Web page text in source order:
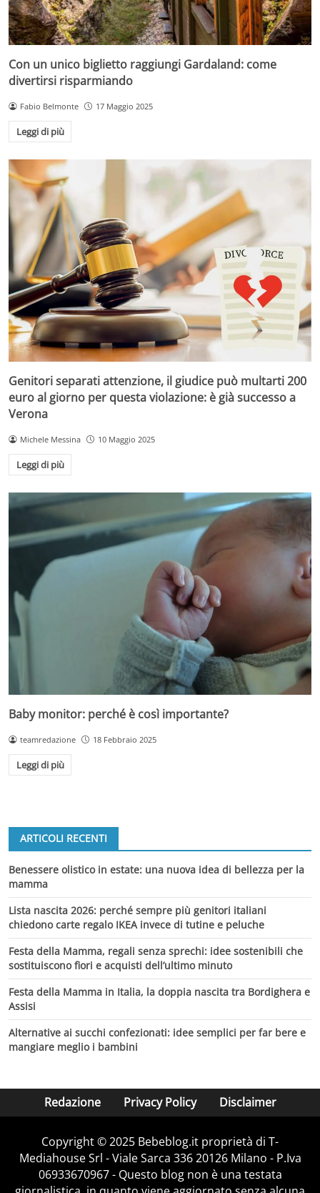
Con un unico biglietto raggiungi Gardaland: come
divertirsi risparmiando
Fabio Belmonte 17 Maggio 2025
Leggi di più
Genitori separati attenzione, il giudice può multarti 200
euro al giorno per questa violazione: è già successo a
Verona
Michele Messina 10 Maggio 2025
Leggi di più
Baby monitor: perché è così importante?
teamredazione 18 Febbraio 2025
Leggi di più
ARTICOLI RECENTI
Benessere olistico in estate: una nuova idea di bellezza per la
mamma
Lista nascita 2026: perché sempre più genitori italiani
chiedono carte regalo IKEA invece di tutine e peluche
Festa della Mamma, regali senza sprechi: idee sostenibili che
sostituiscono fiori e acquisti dell’ultimo minuto
Festa della Mamma in Italia, la doppia nascita tra Bordighera e
Assisi
Alternative ai succhi confezionati: idee semplici per far bere e
mangiare meglio i bambini
Redazione Privacy Policy Disclaimer
Copyright © 2025 Bebeblog.it proprietà di T-
Mediahouse Srl - Viale Sarca 336 20126 Milano - P.Iva
06933670967 - Questo blog non è una testata